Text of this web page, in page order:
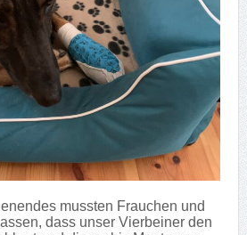
mussten Frauchen und
dass unser Vierbeiner den